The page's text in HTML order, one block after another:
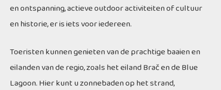
en ontspanning, actieve outdoor activiteiten of cultuur
en historie, er is iets voor iedereen.
Toeristen kunnen genieten van de prachtige baaien en
eilanden van de regio, zoals het eiland Brač en de Blue
Lagoon. Hier kunt u zonnebaden op het strand,